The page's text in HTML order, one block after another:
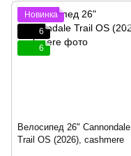
Новинка
6
6
Велосипед 26" Cannondale
Trail OS (2026), cashmere